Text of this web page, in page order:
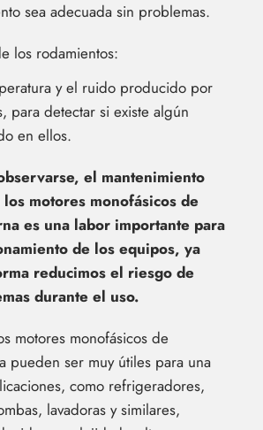
sea adecuada sin problemas.
los rodamientos:
y el ruido producido por
para detectar si existe algún
en ellos.
el mantenimiento
motores monofásicos de
es una labor importante para
de los equipos, ya
reducimos el riesgo de
durante el uso.
motores monofásicos de
pueden ser muy útiles para una
como refrigeradores,
lavadoras y similares,